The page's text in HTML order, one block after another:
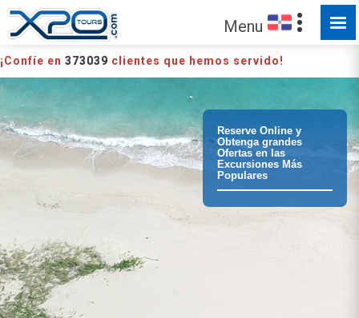
Menu
¡Confíe en 373039 clientes que hemos servido!
Reserve Online y
Obtenga grandes
Ofertas en las
Excursiones Más
Populares